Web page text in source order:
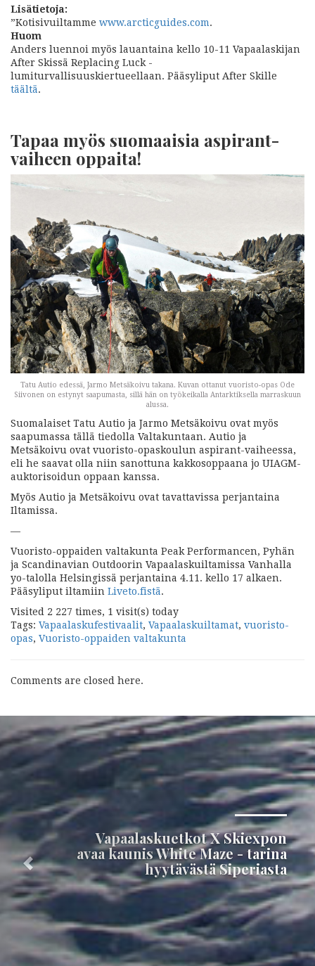
Lisätietoja:
”Kotisivuiltamme www.arcticguides.com.
Huom
Anders luennoi myös lauantaina kello 10-11 Vapaalaskijan
After Skissä Replacing Luck -
lumiturvallisuuskiertueellaan. Pääsyliput After Skille
täältä.
Tapaa myös suomaaisia aspirant-
vaiheen oppaita!
Tatu Autio edessä, Jarmo Metsäkoivu takana. Kuvan ottanut vuoristo-opas Ode
Siivonen on estynyt saapumasta, sillä hän on työkeikalla Antarktiksella marraskuun
alussa.
Suomalaiset Tatu Autio ja Jarmo Metsäkoivu ovat myös
saapumassa tällä tiedolla Valtakuntaan. Autio ja
Metsäkoivu ovat vuoristo-opaskoulun aspirant-vaiheessa,
eli he saavat olla niin sanottuna kakkosoppaana jo UIAGM-
auktorisoidun oppaan kanssa.
Myös Autio ja Metsäkoivu ovat tavattavissa perjantaina
Iltamissa.
—
Vuoristo-oppaiden valtakunta Peak Performancen, Pyhän
ja Scandinavian Outdoorin Vapaalaskuiltamissa Vanhalla
yo-talolla Helsingissä perjantaina 4.11. kello 17 alkaen.
Pääsyliput iltamiin Liveto.fistä.
Visited 2 227 times, 1 visit(s) today
Tags: Vapaalaskufestivaalit, Vapaalaskuiltamat, vuoristo-
opas, Vuoristo-oppaiden valtakunta
Comments are closed here.
Vapaalaskuetkot X Skiexpon
avaa kaunis White Maze - tarina
hyytävästä Siperiasta
Seuraava